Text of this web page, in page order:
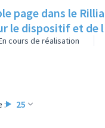
page dans le
le dispositif et de
cours de réalisation
: 25